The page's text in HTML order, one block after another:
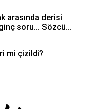
arasında derisi
soru... Sözcü
mi çizildi?